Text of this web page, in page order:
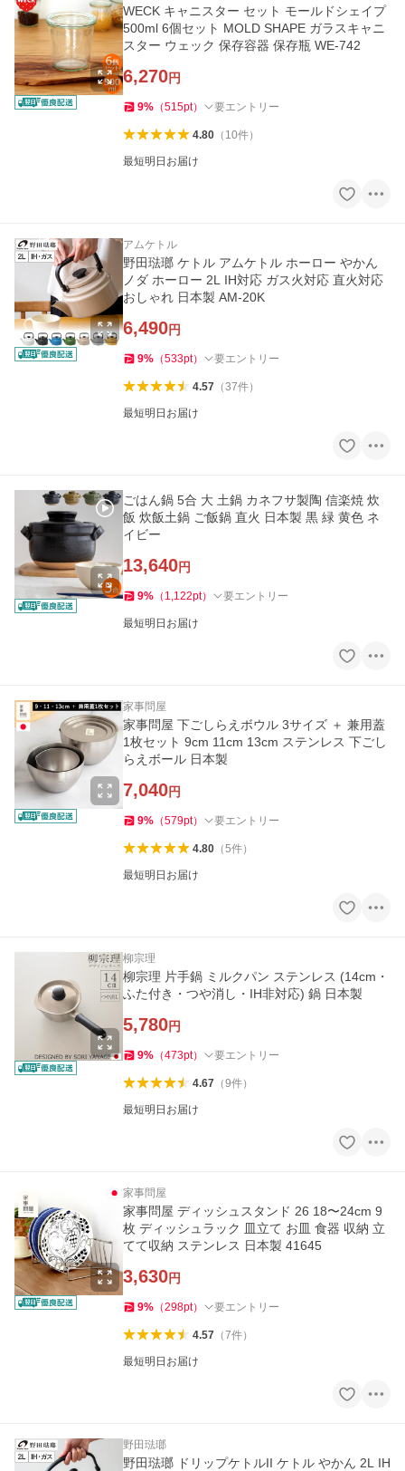
WECK キャニスター セット モールドシェイプ
500ml 6個セット MOLD SHAPE ガラスキャニ
スター ウェック 保存容器 保存瓶 WE-742
6,270円
9% （515pt） 要エントリー
4.80（ 10件）
最短明日お届け
アムケトル
野田琺瑯 ケトル アムケトル ホーロー やかん
ノダ ホーロー 2L IH対応 ガス火対応 直火対応
おしゃれ 日本製 AM-20K
6,490円
9% （533pt） 要エントリー
4.57（37件）
最短明日お届け
ごはん鍋 5合 大 土鍋 カネフサ製陶 信楽焼 炊
飯 炊飯土鍋 ご飯鍋 直火 日本製 黒 緑 黄色 ネ
イビー
13,640円
9% （ 1,122pt） 要エントリー
最短明日お届け
家事問屋
家事問屋 下ごしらえボウル 3サイズ ＋ 兼用蓋
1枚セット 9cm 11cm 13cm ステンレス 下ごし
らえボール 日本製
7,040円
9% （579pt） 要エントリー
4.80（5件）
最短明日お届け
柳宗理
柳宗理 片手鍋 ミルクパン ステンレス (14cm・
ふた付き・つや消し・IH非対応) 鍋 日本製
5,780円
9% （473pt） 要エントリー
4.67（9件）
最短明日お届け
家事問屋
家事問屋 ディッシュスタンド 26 18〜24cm 9
枚 ディッシュラック 皿立て お皿 食器 収納 立
てて収納 ステンレス 日本製 41645
3,630円
9% （298pt） 要エントリー
4.57（7件）
最短明日お届け
野田琺瑯
野田琺瑯 ドリップケトルII ケトル やかん 2L IH